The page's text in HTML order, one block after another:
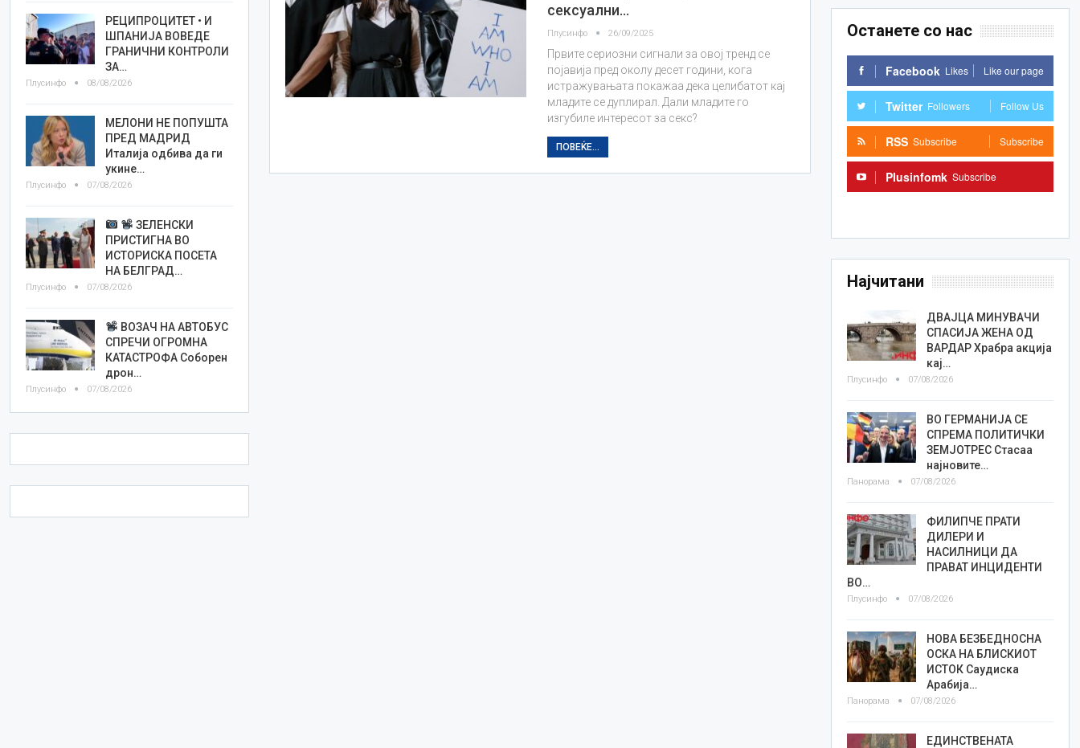
сексуални…
Плусинфо 26/09/2025
Првите сериозни сигнали за овој тренд се
појавија пред околу десет години, кога
истражувањата покажаа дека целибатот кај
младите се дуплирал. Дали младите го
изгубиле интересот за секс?
ПОВЕЌЕ...
Останете со нас
Facebook Likes Like our page
Twitter Followers Follow Us
RSS Subscribe Subscribe
Plusinfomk Subscribe
Најчитани
ДВАЈЦА МИНУВАЧИ
СПАСИЈА ЖЕНА ОД
ВАРДАР Храбра акција
кај…
Плусинфо 07/08/2026
ВО ГЕРМАНИЈА СЕ
СПРЕМА ПОЛИТИЧКИ
ЗЕМЈОТРЕС Стасаа
најновите…
Панорама 07/08/2026
ФИЛИПЧЕ ПРАТИ
ДИЛЕРИ И
НАСИЛНИЦИ ДА
ПРАВАТ ИНЦИДЕНТИ
ВО…
Плусинфо 07/08/2026
НОВА БЕЗБЕДНОСНА
ОСКА НА БЛИСКИОТ
ИСТОК Саудиска
Арабија…
Панорама 07/08/2026
ЕДИНСТВЕНАТА
РЕЦИПРОЦИТЕТ • И
ШПАНИЈА ВОВЕДЕ
ГРАНИЧНИ КОНТРОЛИ
ЗА…
Плусинфо 08/08/2026
МЕЛОНИ НЕ ПОПУШТА
ПРЕД МАДРИД
Италија одбива да ги
укине…
Плусинфо 07/08/2026
ЗЕЛЕНСКИ
ПРИСТИГНА ВО
ИСТОРИСКА ПОСЕТА
НА БЕЛГРАД…
Плусинфо 07/08/2026
ВОЗАЧ НА АВТОБУС
СПРЕЧИ ОГРОМНА
КАТАСТРОФА Соборен
дрон…
Плусинфо 07/08/2026